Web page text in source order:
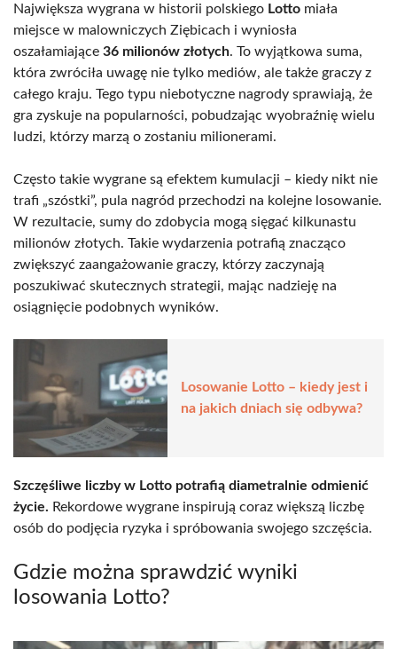
Największa wygrana w historii polskiego Lotto miała
miejsce w malowniczych Ziębicach i wyniosła
oszałamiające 36 milionów złotych. To wyjątkowa suma,
która zwróciła uwagę nie tylko mediów, ale także graczy z
całego kraju. Tego typu niebotyczne nagrody sprawiają, że
gra zyskuje na popularności, pobudzając wyobraźnię wielu
ludzi, którzy marzą o zostaniu milionerami.
Często takie wygrane są efektem kumulacji – kiedy nikt nie
trafi „szóstki”, pula nagród przechodzi na kolejne losowanie.
W rezultacie, sumy do zdobycia mogą sięgać kilkunastu
milionów złotych. Takie wydarzenia potrafią znacząco
zwiększyć zaangażowanie graczy, którzy zaczynają
poszukiwać skutecznych strategii, mając nadzieję na
osiągnięcie podobnych wyników.
Losowanie Lotto – kiedy jest i
na jakich dniach się odbywa?
Szczęśliwe liczby w Lotto potrafią diametralnie odmienić
życie. Rekordowe wygrane inspirują coraz większą liczbę
osób do podjęcia ryzyka i spróbowania swojego szczęścia.
Gdzie można sprawdzić wyniki
losowania Lotto?